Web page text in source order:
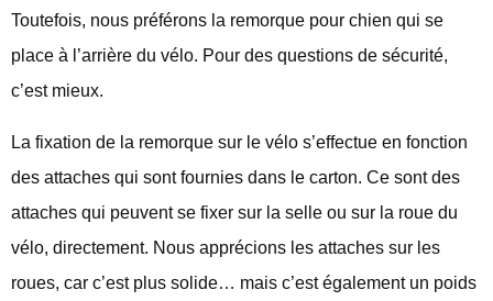
Toutefois, nous préférons la remorque pour chien qui se
place à l’arrière du vélo. Pour des questions de sécurité,
c’est mieux.
La fixation de la remorque sur le vélo s’effectue en fonction
des attaches qui sont fournies dans le carton. Ce sont des
attaches qui peuvent se fixer sur la selle ou sur la roue du
vélo, directement. Nous apprécions les attaches sur les
roues, car c’est plus solide… mais c’est également un poids